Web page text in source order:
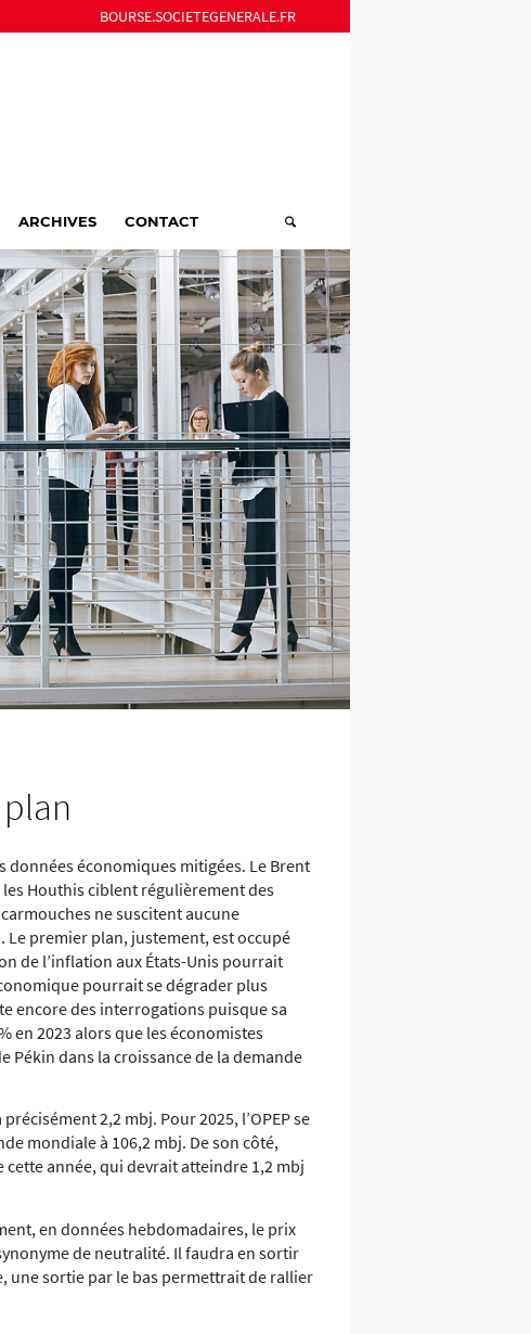
BOURSE.SOCIETEGENERALE.FR
ARCHIVES CONTACT
économiques mitigées. Le Brent
Houthis ciblent régulièrement des
ne suscitent aucune
premier plan, justement, est occupé
de l’inflation aux États-Unis pourrait
pourrait se dégrader plus
encore des interrogations puisque sa
en 2023 alors que les économistes
Pékin dans la croissance de la demande
2,2 mbj. Pour 2025, l’OPEP se
mondiale à 106,2 mbj. De son côté,
cette année, qui devrait atteindre 1,2 mbj
en données hebdomadaires, le prix
de neutralité. Il faudra en sortir
une sortie par le bas permettrait de rallier